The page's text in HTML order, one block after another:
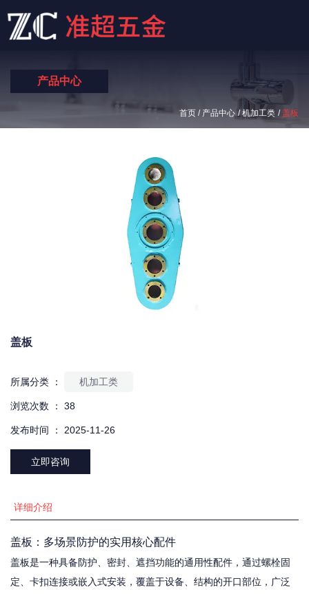
产品中心
首页 / 产品中心 /机加工类 /盖板
盖板
所属分类 ： 机加工类
浏览次数 ： 38
发布时间 ： 2025-11-26
立即咨询
详细介绍
盖板：多场景防护的实用核心配件
盖板是一种具备防护、密封、遮挡功能的通用性配件，通过螺栓固
定、卡扣连接或嵌入式安装，覆盖于设备、结构的开口部位，广泛